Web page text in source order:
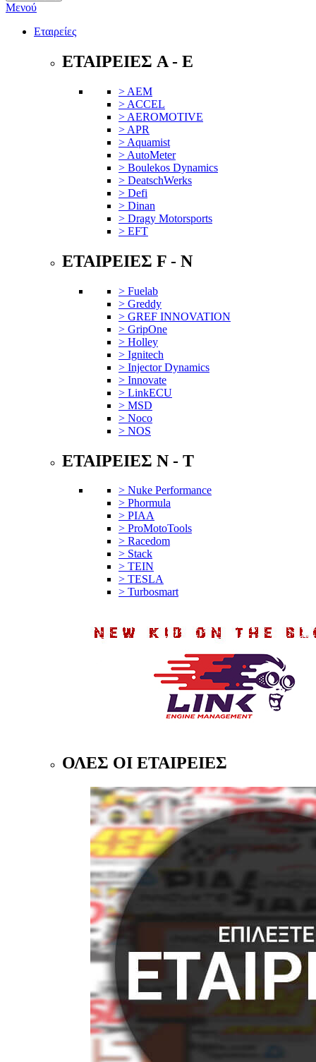
Μενού
Εταιρείες
ΕΤΑΙΡΕΙΕΣ A - E
> AEM
> ACCEL
> AEROMOTIVE
> APR
> Aquamist
> AutoMeter
> Boulekos Dynamics
> DeatschWerks
> Defi
> Dinan
> Dragy Motorsports
> EFT
ΕΤΑΙΡΕΙΕΣ F - N
> Fuelab
> Greddy
> GREF INNOVATION
> GripOne
> Holley
> Ignitech
> Injector Dynamics
> Innovate
> LinkECU
> MSD
> Noco
> NOS
ΕΤΑΙΡΕΙΕΣ N - T
> Nuke Performance
> Phormula
> PIAA
> ProMotoTools
> Racedom
> Stack
> TEIN
> TESLA
> Turbosmart
ΟΛΕΣ ΟΙ ΕΤΑΙΡΕΙΕΣ